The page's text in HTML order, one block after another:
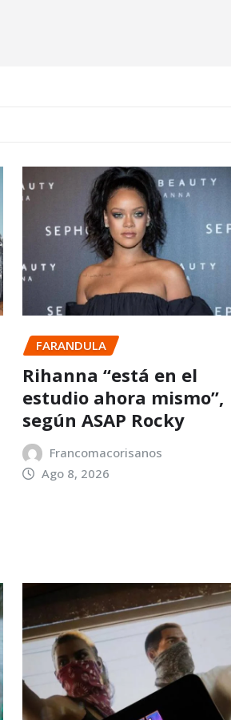
FARANDULA
Rihanna “está en el
estudio ahora mismo”,
según ASAP Rocky
Francomacorisanos
Ago 8, 2026